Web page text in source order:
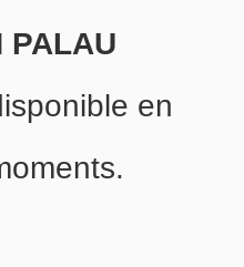
PALAU
en